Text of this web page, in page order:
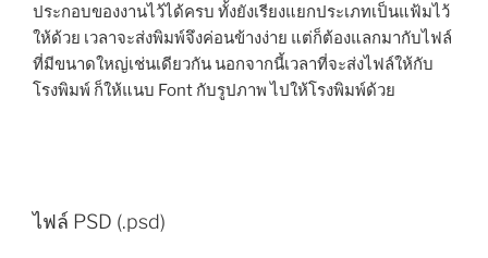
ประกอบของงานไว้ได้ครบ ทั้งยังเรียงแยกประเภทเป็นแฟ้มไว้
ให้ด้วย เวลาจะส่งพิมพ์จึงค่อนข้างง่าย แต่ก็ต้องแลกมากับไฟล์
ที่มีขนาดใหญ่เช่นเดียวกัน นอกจากนี้เวลาที่จะส่งไฟล์ให้กับ
โรงพิมพ์ ก็ให้แนบ Font กับรูปภาพ ไปให้โรงพิมพ์ด้วย
ไฟล์ PSD (.psd)